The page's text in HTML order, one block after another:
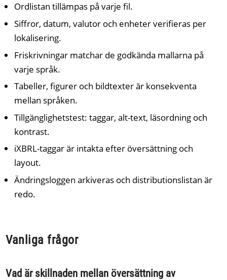
Ordlistan tillämpas på varje fil.
Siffror, datum, valutor och enheter verifieras per
lokalisering.
Friskrivningar matchar de godkända mallarna på
varje språk.
Tabeller, figurer och bildtexter är konsekventa
mellan språken.
Tillgänglighetstest: taggar, alt-text, läsordning och
kontrast.
iXBRL-taggar är intakta efter översättning och
layout.
Ändringsloggen arkiveras och distributionslistan är
redo.
Vanliga frågor
Vad är skillnaden mellan översättning av